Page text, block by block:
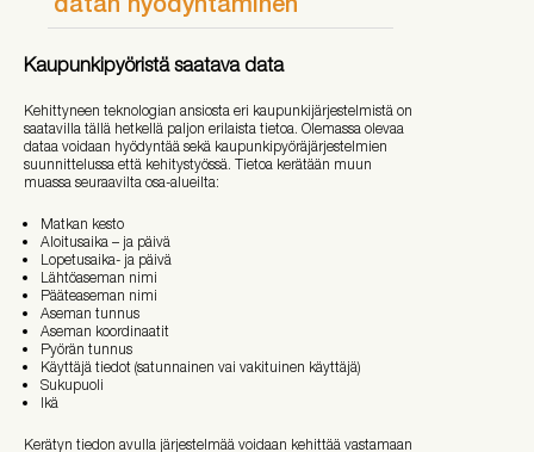
Kaupunkipyöristä saatava data
Kehittyneen teknologian ansiosta eri kaupunkijärjestelmistä on
saatavilla tällä hetkellä paljon erilaista tietoa. Olemassa olevaa
dataa voidaan hyödyntää sekä kaupunkipyöräjärjestelmien
suunnittelussa että kehitystyössä. Tietoa kerätään muun
muassa seuraavilta osa-alueilta:
Matkan kesto
Aloitusaika – ja päivä
Lopetusaika- ja päivä
Lähtöaseman nimi
Pääteaseman nimi
Aseman tunnus
Aseman koordinaatit
Pyörän tunnus
Käyttäjä tiedot (satunnainen vai vakituinen käyttäjä)
Sukupuoli
Ikä
Kerätyn tiedon avulla järjestelmää voidaan kehittää vastamaan